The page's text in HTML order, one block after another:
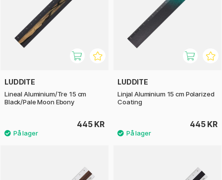
LUDDITE
Lineal Aluminium/Tre 15 cm
Black/Pale Moon Ebony
445 KR
LUDDITE
Linjal Aluminium 15 cm Polarized
Coating
445 KR